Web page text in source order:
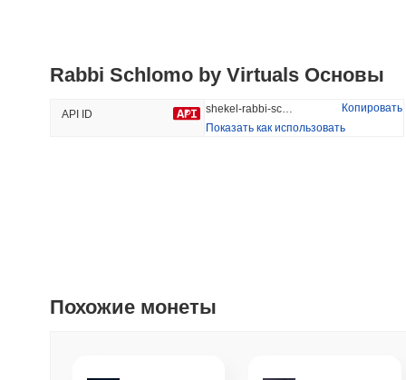
#389 #1188
Rabbi Schlomo by Virtuals Основы
API ID
Копировать
Показать как использовать
Похожие монеты